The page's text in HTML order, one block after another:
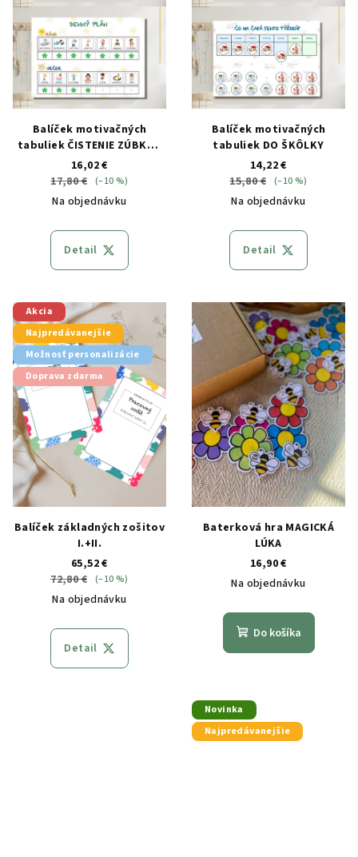
t
o
v
p
r
o
d
u
Balíček motivačných
tabuliek ČISTENIE ZÚBKOV
a DENNÝ PLÁN
16,02 €
17,80 € (–10 %)
Na objednávku
Detail
Balíček motivačných
tabuliek DO ŠKÔLKY
14,22 €
15,80 € (–10 %)
Na objednávku
Detail
Akcia
Najpredávanejšie
Možnosť personalizácie
Doprava zdarma
Balíček základných zošitov
I.+II.
65,52 €
72,80 € (–10 %)
Na objednávku
Detail
Baterková hra MAGICKÁ
LÚKA
16,90 €
Na objednávku
Do košíka
Novinka
Najpredávanejšie